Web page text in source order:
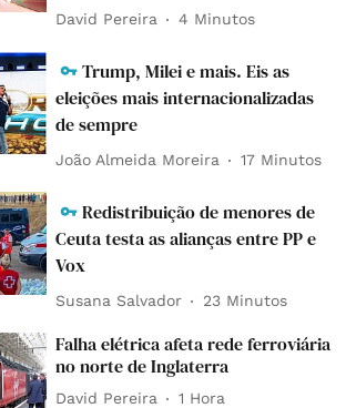
David Pereira 4 Minutos
Trump, Milei e mais. Eis as
eleições mais internacionalizadas
de sempre
João Almeida Moreira 17 Minutos
Redistribuição de menores de
Ceuta testa as alianças entre PP e
Vox
Susana Salvador 23 Minutos
Falha elétrica afeta rede ferroviária
no norte de Inglaterra
David Pereira 1 Hora